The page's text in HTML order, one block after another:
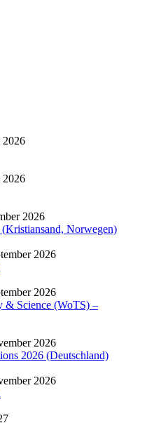
2026
2026
2026
Norwegen)
2026
2026
& Science (WoTS) –
2026
2026 (Deutschland)
2026